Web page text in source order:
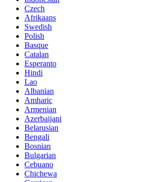
Czech
Afrikaans
Swedish
Polish
Basque
Catalan
Esperanto
Hindi
Lao
Albanian
Amharic
Armenian
Azerbaijani
Belarusian
Bengali
Bosnian
Bulgarian
Cebuano
Chichewa